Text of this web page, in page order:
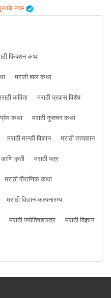
PDF
फिक्शन कथा
मराठी बाल कथा
कविता
मराठी प्रवास विशेष
प्रेम कथा
मराठी गुप्तचर कथा
मराठी मानवी विज्ञान
मराठी तत्त्वज्ञान
आणि कृती
मराठी पत्र
मराठी पौराणिक कथा
मराठी विज्ञान-कल्पनारम्य
मराठी ज्योतिषशास्त्र
मराठी विज्ञान